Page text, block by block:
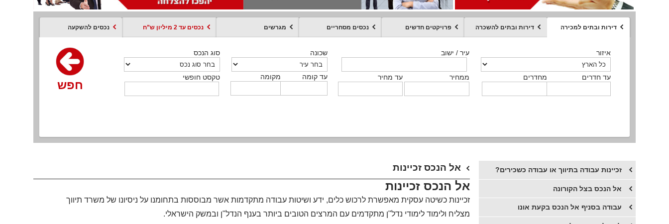
דירות ובתים למכירה דירות ובתים להשכרה פרויקטים חדשים נכסים מסחריים מגרשים נכסים עד 2 מיליון ש”ח נכסים להשקעה
איזור
מחדרים עד חדרים
עיר / ישוב
ממחיר עד מחיר
שכונה
מקומה עד קומה
סוג הנכס
טקסט חופשי
חפש
איזור
מחדרים עד חדרים
עיר / ישוב
ממחיר עד מחיר
שכונה
מקומה עד קומה
סוג הנכס
טקסט חופשי
חפש
איזור
מחדרים עד חדרים
עיר / ישוב
ממחיר עד מחיר
שכונה
מקומה עד קומה
סוג הנכס
טקסט חופשי
חפש
איזור
סוג הנכס
עיר / ישוב
ממחיר עד מחיר
שכונה
מקומה עד קומה
סוג עסקה
טקסט חופשי
חפש
סוג הנכס ממחיר מקומה
חפש
איזור
מחדרים עד חדרים
עיר / ישוב
מקומה עד קומה
שכונה
טקסט חופשי
סוג הנכס
חפש
איזור
סוג הנכס
עיר / ישוב
ממחיר עד מחיר
שכונה
מקומה עד קומה
טקסט חופשי
חפש
אל הנכס זכיינות
אל הנכס זכיינות
זכיינות כשיטה עסקית מאפשרת לרכוש כלים, ידע ושיטות עבודה מתקדמות אשר מבוססות בתחומנו על ניסיונו של משרד תיווך
מצליח ולימוד לימודי נדל"ן מתקדמים עם המרצים הטובים ביותר בענף הנדל"ן ובמשק הישראלי.
זכיינות עבודה בתיווך או עבודה כשכירים?
אל הנכס בצל הקורונה
עבודה בסניף אל הנכס בקעת אונו